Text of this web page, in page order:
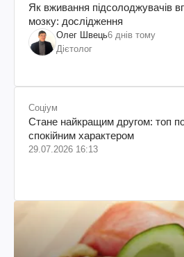
Як вживання підсолоджувачів
мозку: дослідження
Олег Швець6 днів тому
Дієтолог
Соціум
Стане найкращим другом: топ
спокійним характером
29.07.2026 16:13